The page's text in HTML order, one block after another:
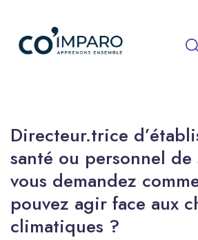
Directeur.trice
santé ou personnel de
vous demandez
pouvez agir face aux
climatiques ?